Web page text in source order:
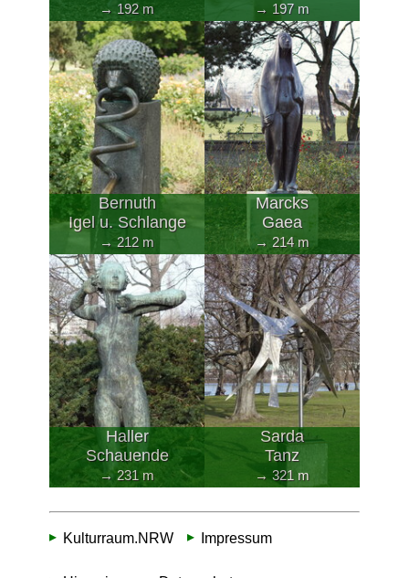
→ 192 m → 197 m
Bernuth
Igel u. Schlange
→ 212 m
Marcks
Gaea
→ 214 m
Haller
Schauende
→ 231 m
Sarda
Tanz
→ 321 m
Kulturraum.NRW Impressum